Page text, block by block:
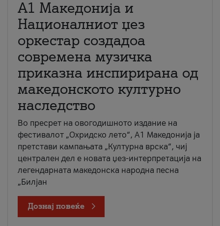
А1 Македонија и
Националниот џез
оркестар создадоа
современа музичка
приказна инспирирана од
македонското културно
наследство
Во пресрет на овогодишното издание на
фестивалот „Охридско лето“, А1 Македонија ја
претстави кампањата „Културна врска“, чиј
централен дел е новата џез-интерпретација на
легендарната македонска народна песна
„Билјан
Дознај повеќе